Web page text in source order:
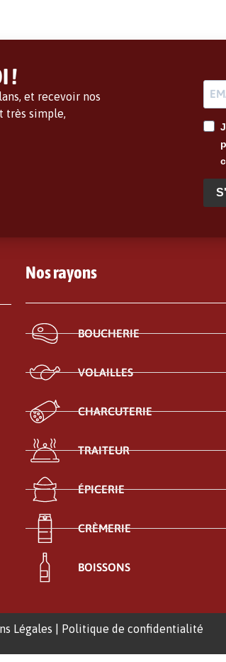
!
et recevoir nos
très simple,
Nos rayons
BOUCHERIE
VOLAILLES
CHARCUTERIE
TRAITEUR
ÉPICERIE
CRÈMERIE
BOISSONS
Légales Politique de confidentialité